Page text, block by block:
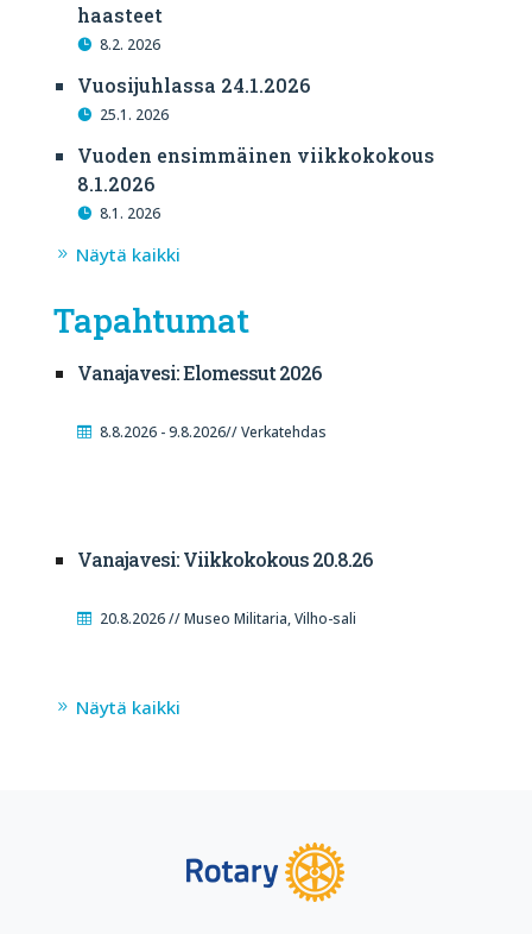
haasteet
8.2. 2026
Vuosijuhlassa 24.1.2026
25.1. 2026
Vuoden ensimmäinen viikkokokous
8.1.2026
8.1. 2026
Näytä kaikki
Tapahtumat
Vanajavesi: Elomessut 2026
8.8.2026 - 9.8.2026// Verkatehdas
Vanajavesi: Viikkokokous 20.8.26
20.8.2026 // Museo Militaria, Vilho-sali
Näytä kaikki